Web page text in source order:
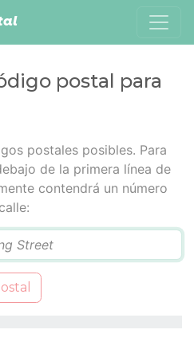
postal para
postales posibles. Para
de la primera línea de
contendrá un número